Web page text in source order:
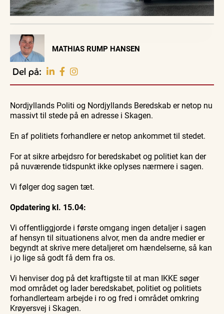
Visit Vendsyssel
EVENTKALENDER
Oplev events i
Vendsyssel
natur og lokale events.
Se events
Guidede ture
Skagen
fra
søsiden
Tunø
10.
fra
søsiden
Tunø
10.
MATHIAS RUMP HANSEN
Del på:
Nordjyllands Politi og Nordjyllands Beredskab er netop nu
massivt til stede på en adresse i Skagen.
En af politiets forhandlere er netop ankommet til stedet.
For at sikre arbejdsro for beredskabet og politiet kan der
på nuværende tidspunkt ikke oplyses nærmere i sagen.
Vi følger dog sagen tæt.
Opdatering kl. 15.04:
Vi offentliggjorde i første omgang ingen detaljer i sagen
af hensyn til situationens alvor, men da andre medier er
begyndt at skrive mere detaljeret om hændelserne, så kan
i jo lige så godt få dem fra os.
Vi henviser dog på det kraftigste til at man IKKE søger
mod området og lader beredskabet, politiet og politiets
forhandlerteam arbejde i ro og fred i området omkring
Krøyersvej i Skagen.